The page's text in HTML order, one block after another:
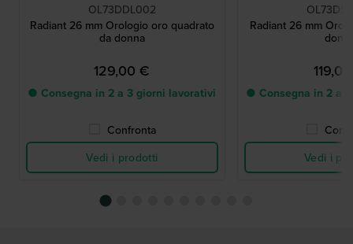
OL73DDL002
Radiant 26 mm Orologio oro quadrato
da donna
129,00 €
● Consegna in 2 a 3 giorni lavorativi
Confronta
Vedi i prodotti
Radiant 26 mm
● Consegna in 2 a
Vedi i